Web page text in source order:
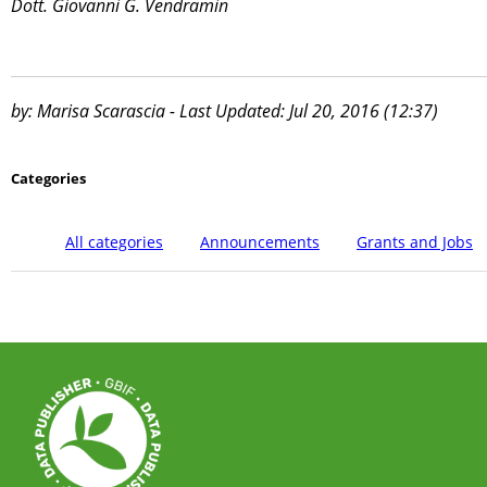
Dott. Giovanni G. Vendramin
by: Marisa Scarascia - Last Updated: Jul 20, 2016 (12:37)
Categories
All categories Announcements Grants and Jobs